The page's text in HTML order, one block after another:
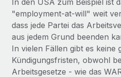
Frag unsere Expert:innen
Hilfe von Expert:innen für
Background-Checks
Einfacheres
Compliance Watchtower
Beratung zu Integrationen
FALLSTUDIEN
So hat der KI-Vorreiter
Remote um 120 %
Insights Center
Hol dir Unterstützung
Alle Ressourcen anzeigen
In den USA zum Beispiel ist
"employment-at-will" weit
dass jede Partei das
aus jedem Grund beenden
In vielen Fällen gibt es keine
Kündigungsfristen, obwohl
Arbeitsgesetze - wie das